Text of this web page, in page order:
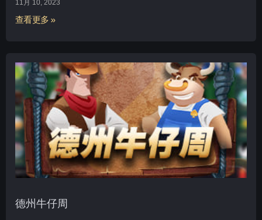
11月 10, 2023
查看更多 »
德州牛仔周